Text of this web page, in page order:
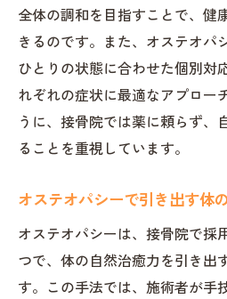
全体の調和を目指すことで、健
きるのです。また、オステオパ
ひとりの状態に合わせた個別対
れぞれの症状に最適なアプロー
うに、接骨院では薬に頼らず、
ることを重視しています。
オステオパシーで引き出す体
オステオパシーは、接骨院で採
つで、体の自然治癒力を引き出
す。この手法では、施術者が手